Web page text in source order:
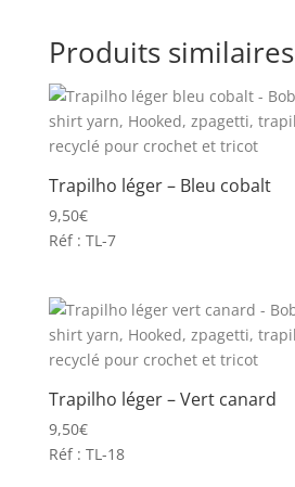
Produits similaires
Trapilho léger – Bleu cobalt
9,50€
Réf : TL-7
Trapilho léger – Vert canard
9,50€
Réf : TL-18